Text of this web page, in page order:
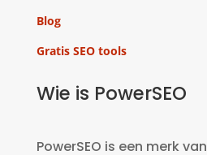
Blog
Gratis SEO tools
Wie is PowerSEO
PowerSEO is een merk van